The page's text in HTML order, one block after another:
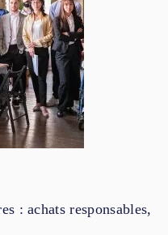
: achats responsables,